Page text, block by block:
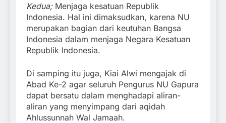
Kedua;Menjaga kesatuan Republik
Indonesia. Hal ini dimaksudkan, karena NU
merupakan bagian dari keutuhan Bangsa
Indonesia dalam menjaga Negara Kesatuan
Republik Indonesia.
Di samping itu juga, Kiai Alwi mengajak di
Abad Ke-2 agar seluruh Pengurus NU Gapura
dapat bersatu dalam menghadapi aliran-
aliran yang menyimpang dari aqidah
Ahlussunnah Wal Jamaah.